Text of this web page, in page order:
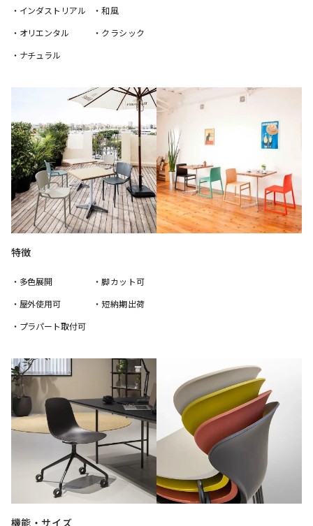
・インダストリアル
・オリエンタル
・ナチュラル
・和風
・クラシック
特徴
・多色展開
・屋外使用可
・プラパート取付可
・脚カット可
・短納期出荷
機能・サイズ